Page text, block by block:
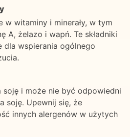
w witaminy i minerały, w tym
A, żelazo i wapń. Te składniki
dla wspierania ogólnego
soję i może nie być odpowiedni
soję. Upewnij się, że
innych alergenów w użytych